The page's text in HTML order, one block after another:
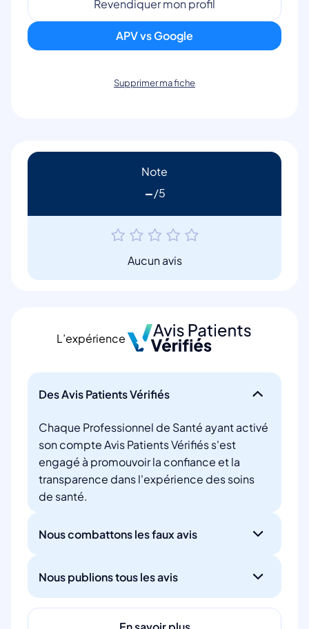
Revendiquer mon profil
APV vs Google
Supprimer ma fiche
Note
-
Aucun avis
L’expérience
Des Avis Patients Vérifiés
Chaque Professionnel de Santé ayant activé
son compte Avis Patients Vérifiés s'est
engagé à promouvoir la confiance et la
transparence dans l'expérience des soins
de santé.
Nous combattons les faux avis
Nous publions tous les avis